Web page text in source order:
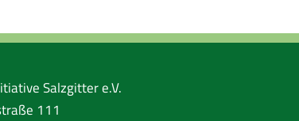
Salzgitter e.V.
111